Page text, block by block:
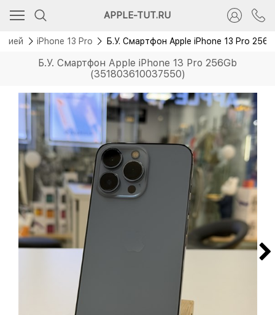
APPLE-TUT.RU
iPhone 13 Pro Б.У. Смартфон Apple iPhone 13 Pro
Б.У. Смартфон Apple iPhone 13 Pro 256Gb
(351803610037550)